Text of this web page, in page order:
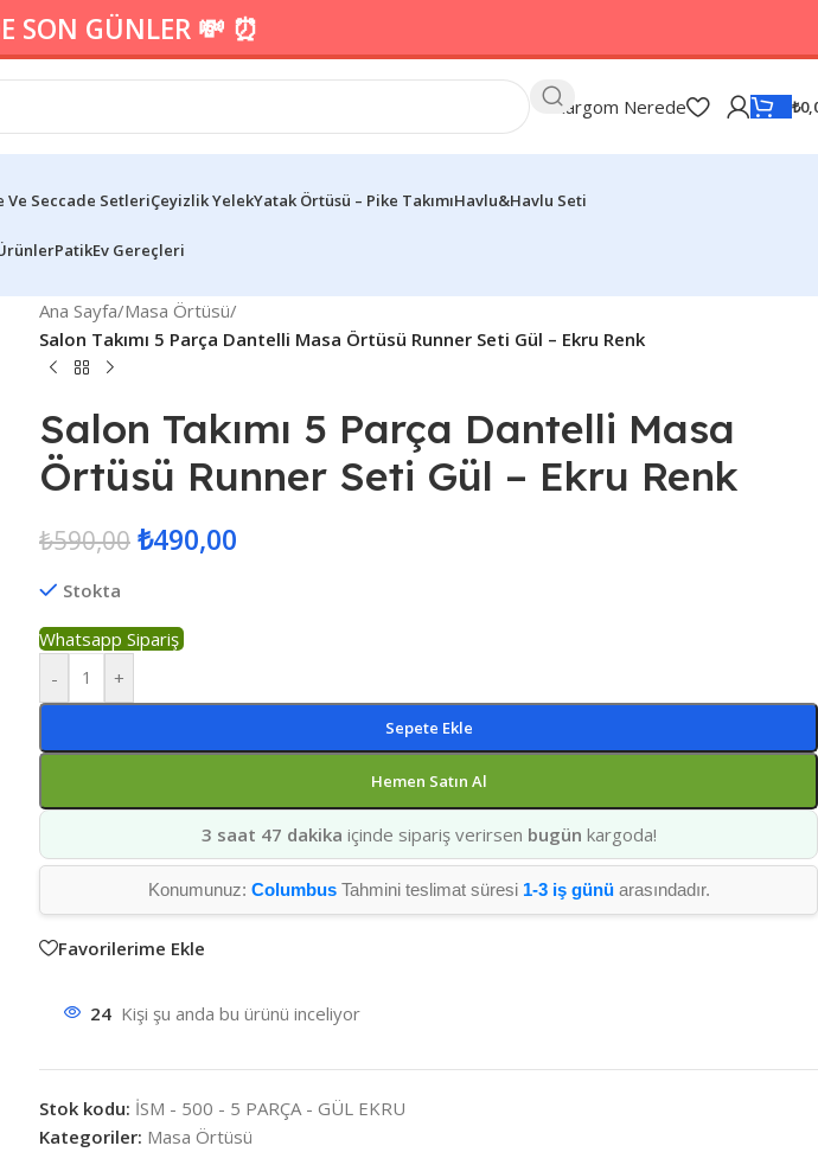
SON GÜNLER 💸 ⏰
Kargom Nerede ₺
Ve Seccade SetleriÇeyizlik YelekYatak Örtüsü – Pike TakımıHavlu&Havlu Seti
PatikEv Gereçleri
Ana Sayfa/Masa Örtüsü/
Salon Takımı 5 Parça Dantelli Masa Örtüsü Runner Seti Gül – Ekru Renk
Salon Takımı 5 Parça Dantelli Masa
Örtüsü Runner Seti Gül – Ekru Renk
₺590,00 ₺490,00
Stokta
Whatsapp Sipariş
-
+
Sepete Ekle
Hemen Satın Al
3 saat 47 dakika içinde sipariş verirsen bugün kargoda!
Konumunuz: ColumbusTahmini teslimat süresi 1-3 iş günüarasındadır.
Favorilerime Ekle
24 Kişi şu anda bu ürünü inceliyor
Stok kodu: İSM - 500 - 5 PARÇA - GÜL EKRU
Kategoriler: Masa Örtüsü